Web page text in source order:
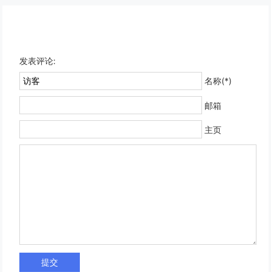
发表评论:
名称(*)
邮箱
主页